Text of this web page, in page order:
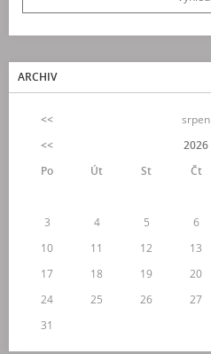
ARCHIV
<< srpen
<<
2026
Po
Út St Čt
3
4 5 6
10
11 12 13
17
18 19 20
24
25 26 27
31